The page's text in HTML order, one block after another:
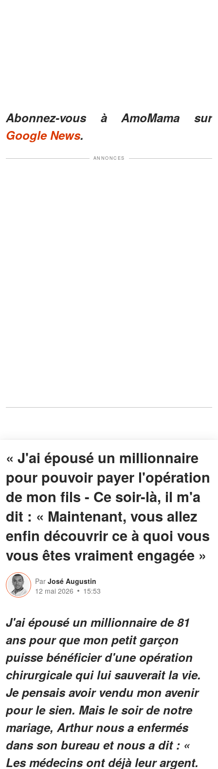
Abonnez-vous à AmoMama sur
Google News.
ANNONCES
« J'ai épousé un millionnaire
pour pouvoir payer l'opération
de mon fils - Ce soir-là, il m'a
dit : « Maintenant, vous allez
enfin découvrir ce à quoi vous
vous êtes vraiment engagée »
Par José Augustin
12 mai 2026
15:53
J'ai épousé un millionnaire de 81
ans pour que mon petit garçon
puisse bénéficier d'une opération
chirurgicale qui lui sauverait la vie.
Je pensais avoir vendu mon avenir
pour le sien. Mais le soir de notre
mariage, Arthur nous a enfermés
dans son bureau et nous a dit : «
Les médecins ont déjà leur argent.